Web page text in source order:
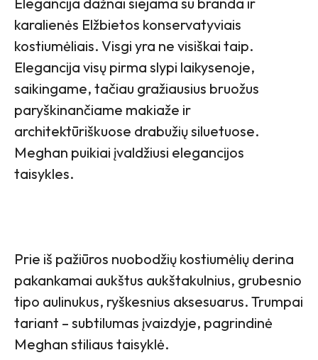
karalienės Elžbietos konservatyviais
kostiumėliais. Visgi yra ne visiškai taip.
Elegancija visų pirma slypi laikysenoje,
saikingame, tačiau gražiausius bruožus
paryškinančiame makiaže ir
architektūriškuose drabužių siluetuose.
Meghan puikiai įvaldžiusi elegancijos
taisykles.
Prie iš pažiūros nuobodžių kostiumėlių derina
pakankamai aukštus aukštakulnius, grubesnio
tipo aulinukus, ryškesnius aksesuarus. Trumpai
tariant – subtilumas įvaizdyje, pagrindinė
Meghan stiliaus taisyklė.